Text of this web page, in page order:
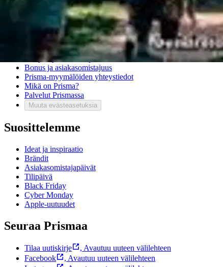
Mitä pidät Prisma.fi-verkkokaupasta?
Asiakaspalvelu
Usein kysytyt kysymykset
Ota yhteyttä asiakaspalveluun
Bonus ja asiakasomistajuus
Prisma-myymälöiden yhteystiedot
Mikä on Prisma?
Palvelut Prismassa
Muuta evästeasetuksia
Suosittelemme
Ideat ja inspiraatio
Brändit
Asiakasomistajapäivät
Tilipäivä
Black Friday
Cyber Monday
Apple-uutuudet
Seuraa Prismaa
Tilaa uutiskirje , Avautuu uuteen välilehteen
Facebook
, Avautuu uuteen välilehteen